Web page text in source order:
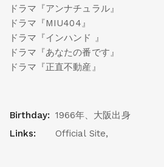
ドラマ『アンナチュラル』
ドラマ『MIU404』
ドラマ『インハンド 』
ドラマ『あなたの番です』
ドラマ『正直不動産』
Birthday: 1966年、大阪出身
Links:
Official Site,